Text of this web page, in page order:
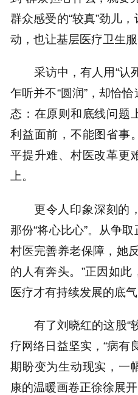
群众感受的“较真”劲儿
动，也让基层医疗卫生
采访中，有人用“认
乍听并不“圆润”，却恰
态：在原则和底线问题
利益面前，不能图省事
平提升难、村医改革更
上。
更令人印象深刻的
那份“将心比心”。从争
村医完善养老保障，她
的人有奔头。”正因如
医疗才有持续发展的底气
有了刘晓红的这股“
疗网络日益坚实，“病有
期盼变为生动现实，一
康的温暖画卷正徐徐展开